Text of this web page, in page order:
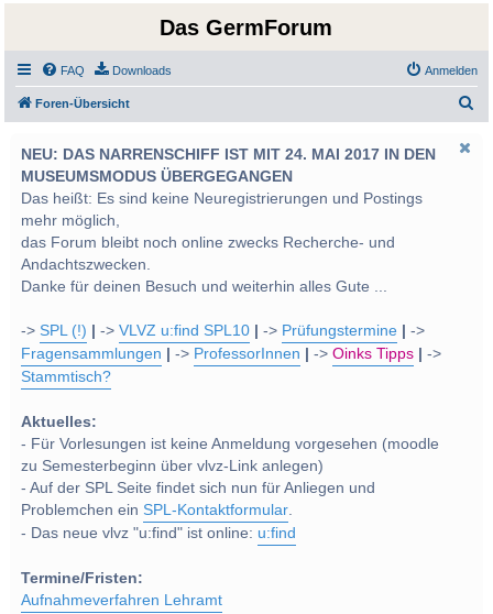
Das GermForum
FAQ Downloads Anmelden
Foren-Übersicht
NEU: DAS NARRENSCHIFF IST MIT 24. MAI 2017 IN DEN
MUSEUMSMODUS ÜBERGEGANGEN
Das heißt: Es sind keine Neuregistrierungen und Postings
mehr möglich,
das Forum bleibt noch online zwecks Recherche- und
Andachtszwecken.
Danke für deinen Besuch und weiterhin alles Gute ...
->SPL (!) ->VLVZ u:find SPL10 -> Prüfungstermine
->
Fragensammlungen
-> ProfessorInnen ->Oinks Tipps
->
Stammtisch?
Aktuelles:
- Für Vorlesungen ist keine Anmeldung vorgesehen (moodle
zu Semesterbeginn über vlvz-Link anlegen)
- Auf der SPL Seite findet sich nun für Anliegen und
Problemchen einSPL-Kontaktformular.
- Das neue vlvz "u:find" ist online: u:find
Termine/Fristen:
Aufnahmeverfahren Lehramt